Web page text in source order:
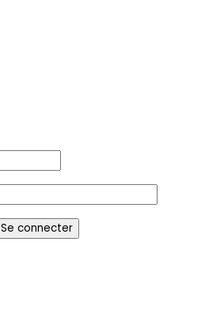
Se connecter